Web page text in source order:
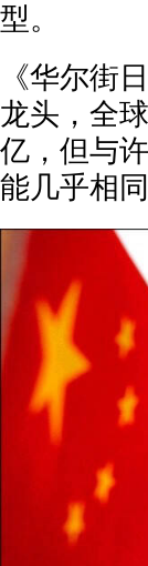
型。
《华尔街
龙头，全
亿，但与
能几乎相